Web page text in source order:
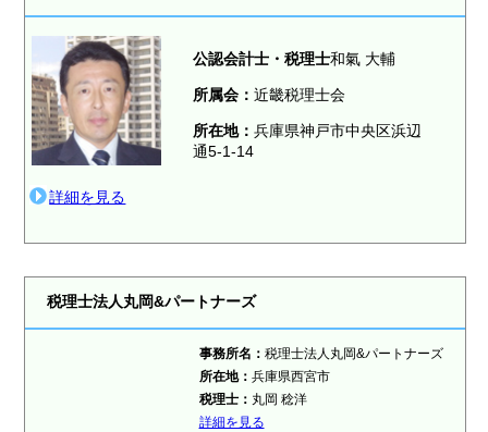
詳細を見る
公認会計士・税理士和氣 大輔
所属会：近畿税理士会
所在地：兵庫県神戸市中央区浜辺
通5-1-14
税理士法人丸岡&パートナーズ
事務所名： 税理士法人丸岡&パートナーズ
所在地： 兵庫県西宮市
税理士： 丸岡 稔洋
詳細を見る